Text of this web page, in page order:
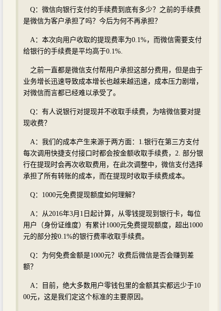
Q：微信向银行支付的手续费到底有多少？之前的手续费
是微信为客户承担了吗？今后为何不再承担？
A：本次向用户收取的提现费率为0.1%，而微信需要支付
给银行的手续费是平均高于0.1%.
之前一直都是微信支付帮用户承担这部分费用，但是由于
业务增长迅速导致成本增长也越来越迅速，成本压力剧增，
对微信而言都已经难以承受了。
Q：有人说银行对提现并不收取手续费，为啥微信要对提
现收费？
A：我们的成本产生来源于两方面：1.银行在第三方支付
每次调用快捷支付接口时都会按金额收取手续费，2. 部分银
行在提现时会再次收取费用，在此次调整中，微信支付选择
承担了所有转账的成本，而在提现时收取手续费成本。
Q：1000元免费提现额度如何理解？
A：从2016年3月1日起计算，从零钱提现到银行卡，每位
用户（身份证维度）有累计1000元免费提现额度，超出1000
元的部分按0.1%的银行费率收取手续费。
Q：为何免费金额是1000元？收费后微信是否会赚到差
额？
A：目前，绝大多数用户零钱包里的金额其实都远少于10
00元，这是我们定这个标准的主要原因。